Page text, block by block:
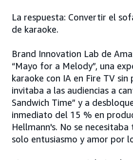
La respuesta: Convertir el
de karaoke.
Brand Innovation Lab de
“Mayo for a Melody”, una
karaoke con IA en Fire TV sin
invitaba a las audiencias a
Sandwich Time” y a
inmediato del 15 % en
Hellmann's. No se
solo entusiasmo y amor por